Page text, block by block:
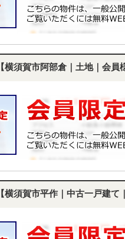
【横須賀市阿部倉｜土地｜会員
【横須賀市平作｜中古一戸建て